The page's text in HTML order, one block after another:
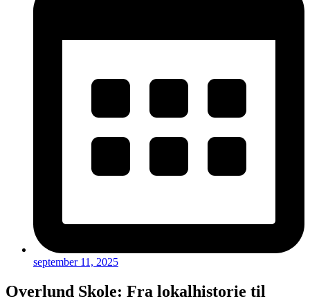
september 11, 2025
Overlund Skole: Fra lokalhistorie til